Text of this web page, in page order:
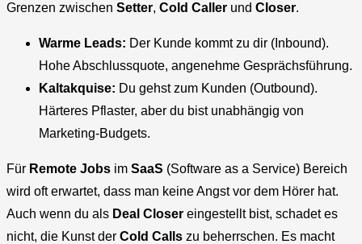
Grenzen zwischen Setter, Cold Caller und Closer.
Warme Leads: Der Kunde kommt zu dir (Inbound).
Hohe Abschlussquote, angenehme Gesprächsführung.
Kaltakquise: Du gehst zum Kunden (Outbound).
Härteres Pflaster, aber du bist unabhängig von
Marketing-Budgets.
Für Remote Jobs im SaaS (Software as a Service) Bereich
wird oft erwartet, dass man keine Angst vor dem Hörer hat.
Auch wenn du als Deal Closer eingestellt bist, schadet es
nicht, die Kunst der Cold Calls zu beherrschen. Es macht